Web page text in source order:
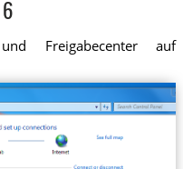
Freigabecenter auf